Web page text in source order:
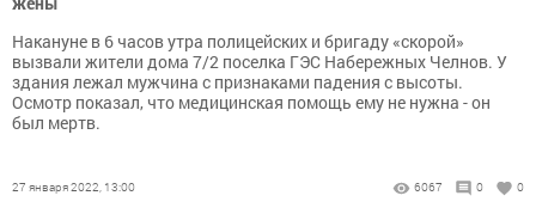
Накануне в 6 часов утра полицейских и бригаду «скорой»
вызвали жители дома 7/2 поселка ГЭС Набережных Челнов. У
здания лежал мужчина с признаками падения с высоты.
Осмотр показал, что медицинская помощь ему не нужна - он
был мертв.
27 января 2022, 13:00 6067 0 0